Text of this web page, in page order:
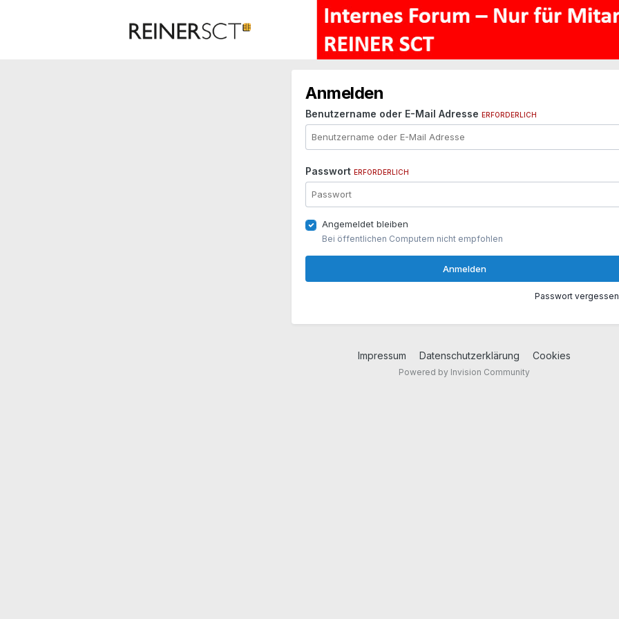
Anmelden
Benutzername oder E-Mail Adresse ERFORDERLICH
Passwort ERFORDERLICH
Angemeldet bleiben
Bei öffentlichen Computern nicht empfohlen
Anmelden
Passwort
Impressum Datenschutzerklärung Cookies
Powered by Invision Community